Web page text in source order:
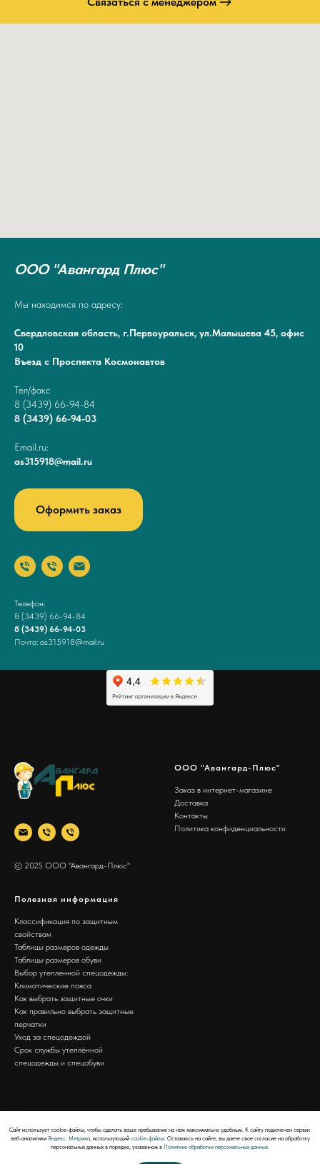
Сайт использует cookie-файлы, чтобы сделать ваше пребывание на нем максимально удобным. К cайту подключен сервис
веб-аналитики Яндекс. Метрика, использующий cookie-файлы. Оставаясь на сайте, вы даете свое согласие на обработку
персональных данных в порядке, указанном в Политике обработки персональных данных.
ООО "Авангард Плюс"
Мы находимся по адресу:
Свердловская область, г.Первоуральск, ул.Малышева 45, офис
10
Въезд с Проспекта Космонавтов
Тел/факс
8 (3439) 66-94-84
8 (3439) 66-94-03
Email.ru:
as315918@mail.ru
Оформить заказ
Телефон:
8 (3439) 66-94-84
8 (3439) 66-94-03
Почта: as315918@mail.ru
© 2025 ООО "Авангард-Плюс"
ООО "Авангард-Плюс"
Заказ в интернет-магазине
Доставка
Контакты
Политика конфиденциальности
Полезная информация
Классификация по защитным
свойствам
Таблицы размеров одежды
Таблицы размеров обуви
Выбор утепленной спецодежды:
Климатические пояса
Как выбрать защитные очки
Как правильно выбрать защитные
перчатки
Уход за спецодеждой
Срок службы утеплённой
спецодежды и спецобуви